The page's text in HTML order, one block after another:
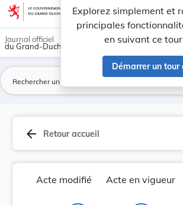
Aller au contenu account_circle help
Explorez simplement et
principales
en suivant ce
Démarrer un tour
Journal officiel
du Grand-Duché de Luxembourg
arrow_back Retour accueil
Acte modifié Acte en vigueur